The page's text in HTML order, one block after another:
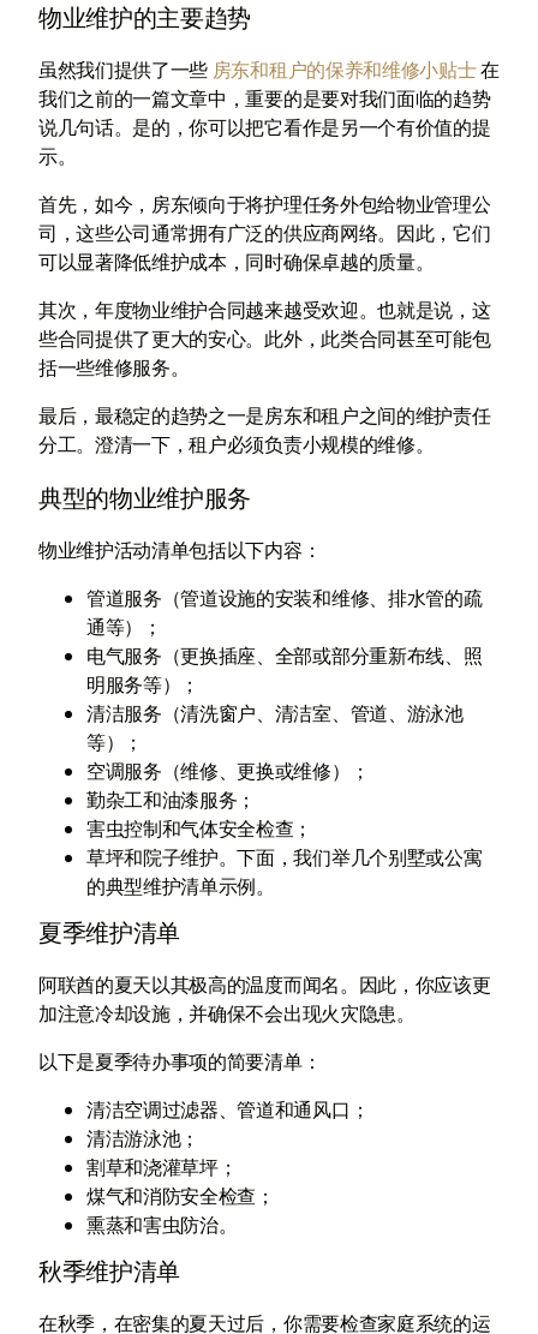
物业维护的主要趋势
虽然我们提供了一些 房东和租户的保养和维修小贴士在
我们之前的一篇文章中，重要的是要对我们面临的趋势
说几句话。是的，你可以把它看作是另一个有价值的提
示。
首先，如今，房东倾向于将护理任务外包给物业管理公
司，这些公司通常拥有广泛的供应商网络。因此，它们
可以显著降低维护成本，同时确保卓越的质量。
其次，年度物业维护合同越来越受欢迎。也就是说，这
些合同提供了更大的安心。此外，此类合同甚至可能包
括一些维修服务。
最后，最稳定的趋势之一是房东和租户之间的维护责任
分工。澄清一下，租户必须负责小规模的维修。
典型的物业维护服务
物业维护活动清单包括以下内容：
管道服务（管道设施的安装和维修、排水管的疏
通等）；
电气服务（更换插座、全部或部分重新布线、照
明服务等）；
清洁服务（清洗窗户、清洁室、管道、游泳池
等）；
空调服务（维修、更换或维修）；
勤杂工和油漆服务；
害虫控制和气体安全检查；
草坪和院子维护。下面，我们举几个别墅或公寓
的典型维护清单示例。
夏季维护清单
阿联酋的夏天以其极高的温度而闻名。因此，你应该更
加注意冷却设施，并确保不会出现火灾隐患。
以下是夏季待办事项的简要清单：
清洁空调过滤器、管道和通风口；
清洁游泳池；
割草和浇灌草坪；
煤气和消防安全检查；
熏蒸和害虫防治。
秋季维护清单
在秋季，在密集的夏天过后，你需要检查家庭系统的运